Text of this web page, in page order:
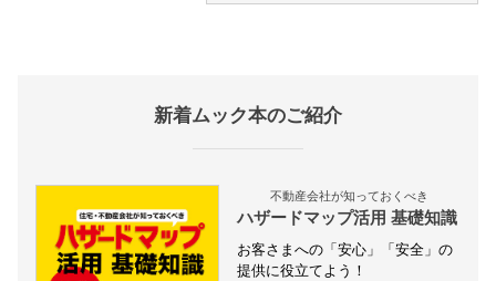
新着ムック本のご紹介
不動産会社が知っておくべき
ハザードマップ活用 基礎知識
お客さまへの「安心」「安全」の
提供に役立てよう！